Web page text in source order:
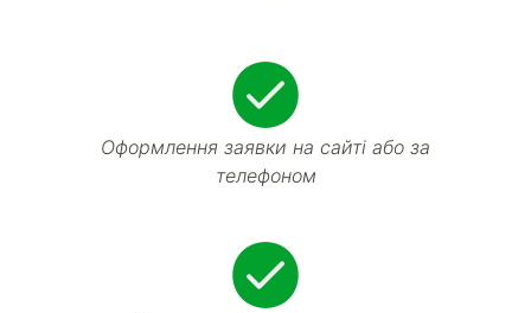
Оформлення заявки на сайті або за
телефоном